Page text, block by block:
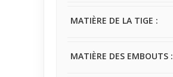
MATIÈRE DE LA TIGE :
MATIÈRE DES EMBOUTS :